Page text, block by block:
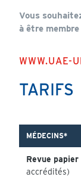
Vous
à être
WWW.UAE-
Contents
TARIFS
MÉDECINS*
Revue
accrédités)